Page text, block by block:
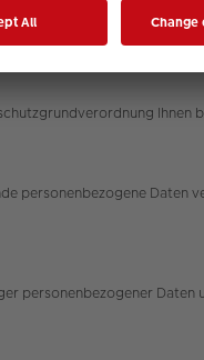
ein, um Ihre bei uns
entsprechend der
Ihnen
personenbezogene
personenbezogener